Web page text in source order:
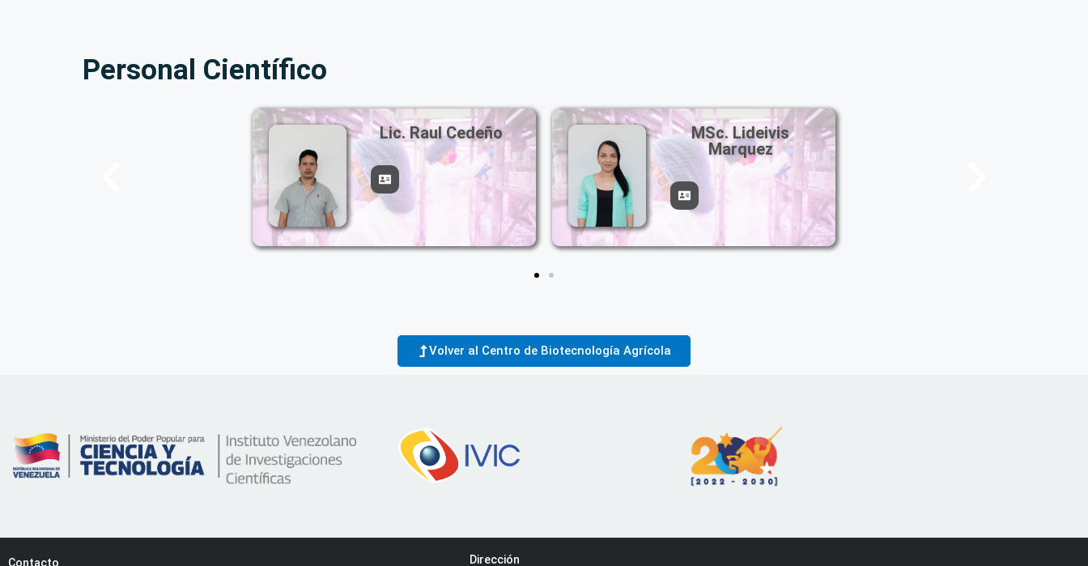
Personal Científico
MSc. Lideivis
Marquez
Lic. Raul Cedeño
Volver al Centro de Biotecnología Agrícola
Contacto Dirección